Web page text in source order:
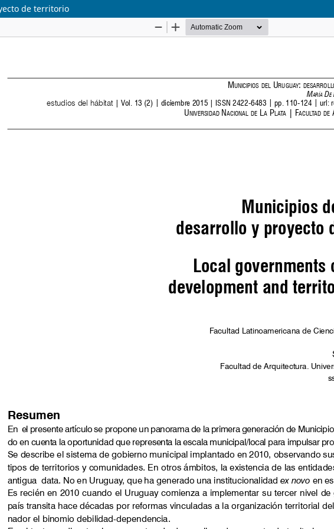
de territorio